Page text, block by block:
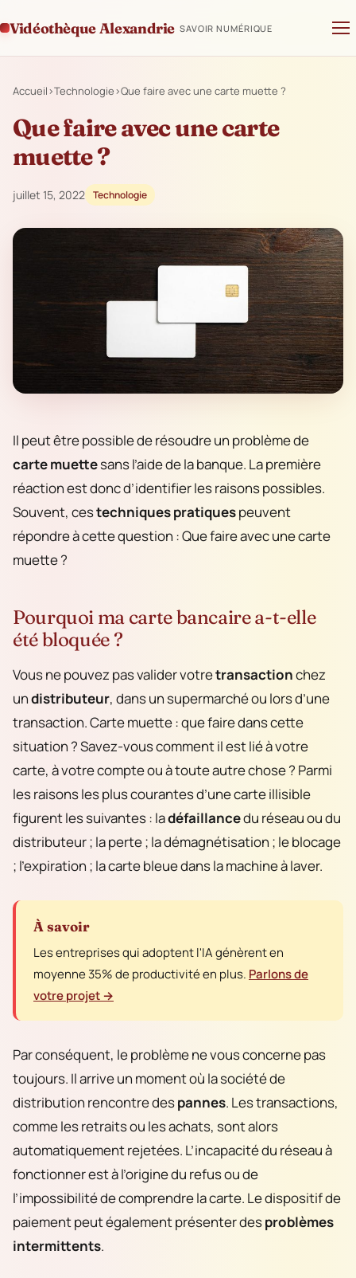
Vidéothèque Alexandrie SAVOIR NUMÉRIQUE
Accueil›Technologie›Que faire avec une carte muette ?
Que faire avec une carte
muette ?
juillet 15, 2022 Technologie
Il peut être possible de résoudre un problème de
carte muettesans l’aide de la banque. La première
réaction est donc d’identifier les raisons possibles.
Souvent, cestechniques pratiquespeuvent
répondre à cette question : Que faire avec une carte
muette ?
Pourquoi ma carte bancaire a-t-elle
été bloquée ?
Vous ne pouvez pas valider votretransactionchez
undistributeur, dans un supermarché ou lors d’une
transaction. Carte muette : que faire dans cette
situation ? Savez-vous comment il est lié à votre
carte, à votre compte ou à toute autre chose ? Parmi
les raisons les plus courantes d’une carte illisible
figurent les suivantes : ladéfaillancedu réseau ou du
distributeur ; la perte ; la démagnétisation ; le blocage
; l’expiration ; la carte bleue dans la machine à laver.
À savoir
Les entreprises qui adoptent l'IA génèrent en
moyenne 35% de productivité en plus. Parlons de
votre projet →
Par conséquent, le problème ne vous concerne pas
toujours. Il arrive un moment où la société de
distribution rencontre despannes. Les transactions,
comme les retraits ou les achats, sont alors
automatiquement rejetées. L’incapacité du réseau à
fonctionner est à l’origine du refus ou de
l’impossibilité de comprendre la carte. Le dispositif de
paiement peut également présenter desproblèmes
intermittents.